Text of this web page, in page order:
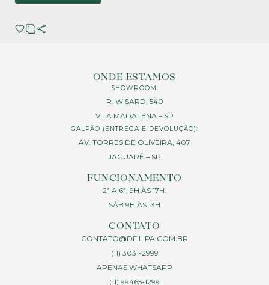
ONDE ESTAMOS
SHOWROOM:
R. WISARD, 540
VILA MADALENA – SP
GALPÃO (ENTREGA E DEVOLUÇÃO):
AV. TORRES DE OLIVEIRA, 407
JAGUARÉ – SP
FUNCIONAMENTO
2ª A 6ª, 9H ÀS 17H.
SÁB 9H ÀS 13H
CONTATO
CONTATO@DFILIPA.COM.BR
(11) 3031-2999
APENAS WHATSAPP
(11) 99465-1299